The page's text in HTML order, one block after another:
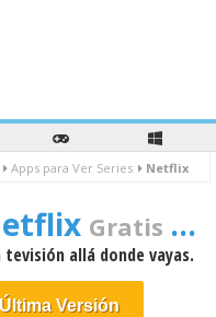
Apps para Ver Series Netflix
Gratis Para PC
allá donde vayas.
Versión